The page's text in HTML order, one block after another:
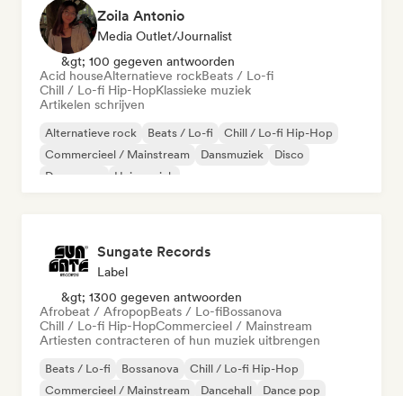
Zoila Antonio
Media Outlet/Journalist
&gt; 100 gegeven antwoorden
Acid houseAlternatieve rockBeats / Lo-fi
Chill / Lo-fi Hip-HopKlassieke muziek
Artikelen schrijven
Alternatieve rock Beats / Lo-fi
Chill / Lo-fi Hip-Hop
Commercieel / Mainstream
Dansmuziek
Disco
Droompop
Huismuziek
Sungate Records
Label
&gt; 1300 gegeven antwoorden
Afrobeat / AfropopBeats / Lo-fiBossanova
Chill / Lo-fi Hip-HopCommercieel / Mainstream
Artiesten contracteren of hun muziek uitbrengen
Beats / Lo-fi Bossanova
Chill / Lo-fi Hip-Hop
Commercieel / Mainstream
Dancehall
Dance pop